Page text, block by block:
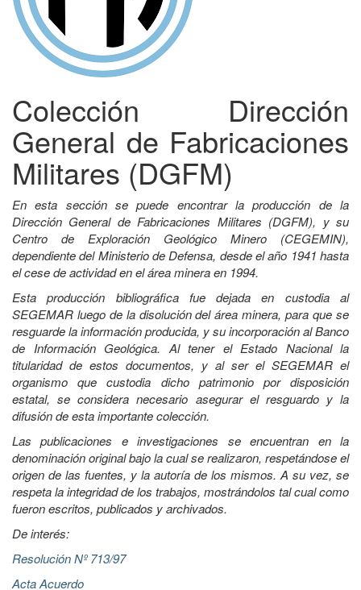
Colección Dirección
General de Fabricaciones
Militares (DGFM)
En esta sección se puede encontrar la producción de la
Dirección General de Fabricaciones Militares (DGFM), y su
Centro de Exploración Geológico Minero (CEGEMIN),
dependiente del Ministerio de Defensa, desde el año 1941 hasta
el cese de actividad en el área minera en 1994.
Esta producción bibliográfica fue dejada en custodia al
SEGEMAR luego de la disolución del área minera, para que se
resguarde la información producida, y su incorporación al Banco
de Información Geológica. Al tener el Estado Nacional la
titularidad de estos documentos, y al ser el SEGEMAR el
organismo que custodia dicho patrimonio por disposición
estatal, se considera necesario asegurar el resguardo y la
difusión de esta importante colección.
Las publicaciones e investigaciones se encuentran en la
denominación original bajo la cual se realizaron, respetándose el
origen de las fuentes, y la autoría de los mismos. A su vez, se
respeta la integridad de los trabajos, mostrándolos tal cual como
fueron escritos, publicados y archivados.
De interés:
Resolución Nº 713/97
Acta Acuerdo